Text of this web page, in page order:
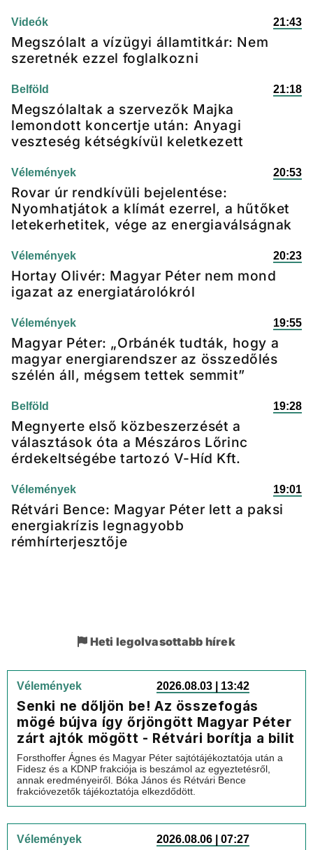
Videók 21:43
Megszólalt a vízügyi államtitkár: Nem
szeretnék ezzel foglalkozni
Belföld 21:18
Megszólaltak a szervezők Majka
lemondott koncertje után: Anyagi
veszteség kétségkívül keletkezett
Vélemények 20:53
Rovar úr rendkívüli bejelentése:
Nyomhatjátok a klímát ezerrel, a hűtőket
letekerhetitek, vége az energiaválságnak
Vélemények 20:23
Hortay Olivér: Magyar Péter nem mond
igazat az energiatárolókról
Vélemények 19:55
Magyar Péter: „Orbánék tudták, hogy a
magyar energiarendszer az összedőlés
szélén áll, mégsem tettek semmit”
Belföld 19:28
Megnyerte első közbeszerzését a
választások óta a Mészáros Lőrinc
érdekeltségébe tartozó V-Híd Kft.
Vélemények 19:01
Rétvári Bence: Magyar Péter lett a paksi
energiakrízis legnagyobb
rémhírterjesztője
Heti legolvasottabb hírek
Vélemények 2026.08.03 | 13:42
Senki ne dőljön be! Az összefogás
mögé bújva így őrjöngött Magyar Péter
zárt ajtók mögött - Rétvári borítja a bilit
Forsthoffer Ágnes és Magyar Péter sajtótájékoztatója után a
Fidesz és a KDNP frakciója is beszámol az egyeztetésről,
annak eredményeiről. Bóka János és Rétvári Bence
frakcióvezetők tájékoztatója elkezdődött.
Vélemények 2026.08.06 | 07:27